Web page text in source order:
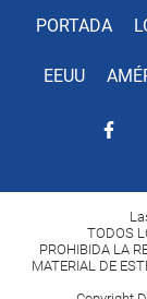
PORTADA
EEUU
TODOS
PROHIBIDA LA
MATERIAL DE